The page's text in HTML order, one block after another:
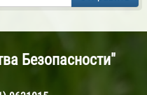
HILTI
Безопасности"